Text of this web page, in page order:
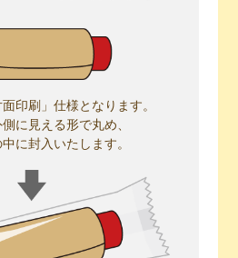
印刷」仕様となります。
に見える形で丸め、
に封入いたします。